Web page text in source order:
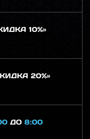
10%»
20%»
ДО 8:00